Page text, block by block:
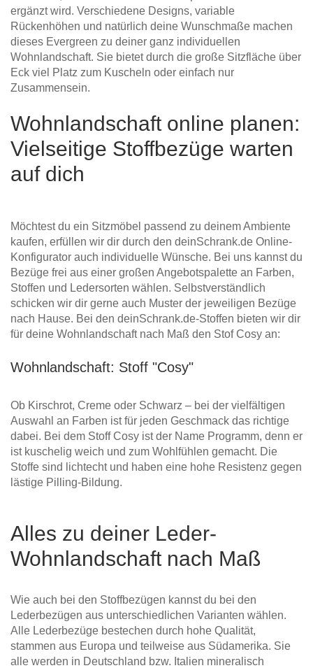
ergänzt wird. Verschiedene Designs, variable
Rückenhöhen und natürlich deine Wunschmaße machen
dieses Evergreen zu deiner ganz individuellen
Wohnlandschaft. Sie bietet durch die große Sitzfläche über
Eck viel Platz zum Kuscheln oder einfach nur
Zusammensein.
Wohnlandschaft online planen:
Vielseitige Stoffbezüge warten
auf dich
Möchtest du ein Sitzmöbel passend zu deinem Ambiente
kaufen, erfüllen wir dir durch den deinSchrank.de Online-
Konfigurator auch individuelle Wünsche. Bei uns kannst du
Bezüge frei aus einer großen Angebotspalette an Farben,
Stoffen und Ledersorten wählen. Selbstverständlich
schicken wir dir gerne auch Muster der jeweiligen Bezüge
nach Hause. Bei den deinSchrank.de-Stoffen bieten wir dir
für deine Wohnlandschaft nach Maß den Stof Cosy an:
Wohnlandschaft: Stoff "Cosy"
Ob Kirschrot, Creme oder Schwarz – bei der vielfältigen
Auswahl an Farben ist für jeden Geschmack das richtige
dabei. Bei dem Stoff Cosy ist der Name Programm, denn er
ist kuschelig weich und zum Wohlfühlen gemacht. Die
Stoffe sind lichtecht und haben eine hohe Resistenz gegen
lästige Pilling-Bildung.
Alles zu deiner Leder-
Wohnlandschaft nach Maß
Wie auch bei den Stoffbezügen kannst du bei den
Lederbezügen aus unterschiedlichen Varianten wählen.
Alle Lederbezüge bestechen durch hohe Qualität,
stammen aus Europa und teilweise aus Südamerika. Sie
alle werden in Deutschland bzw. Italien mineralisch